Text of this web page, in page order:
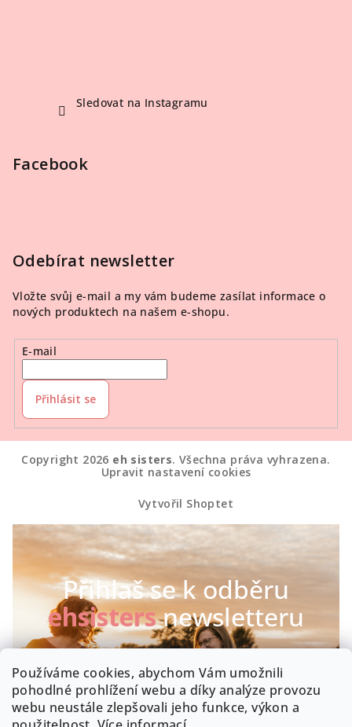
Používáme cookies, abychom Vám umožnili
pohodlné prohlížení webu a díky analýze provozu
webu neustále zlepšovali jeho funkce, výkon a
Sledovat na Instagramu
Facebook
Odebírat newsletter
Vložte svůj e-mail a my vám budeme zasílat informace o
nových produktech na našem e-shopu.
E-mail
Přihlásit se
Copyright 2026 eh sisters. Všechna práva vyhrazena.
Upravit nastavení cookies
Vytvořil Shoptet
Přihlaš se k odběru
ehsistersnewsletteru
Chceš být první, kdo se dozví o našich novinkách a
speciálních akcích? Máme radost :-)
Byla by škoda, kdyby zrovna Tobě něco uniklo!